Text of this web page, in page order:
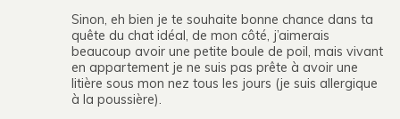
Sinon, eh bien je te souhaite bonne chance dans ta
quête du chat idéal, de mon côté, j’aimerais
beaucoup avoir une petite boule de poil, mais vivant
en appartement je ne suis pas prête à avoir une
litière sous mon nez tous les jours (je suis allergique
à la poussière).